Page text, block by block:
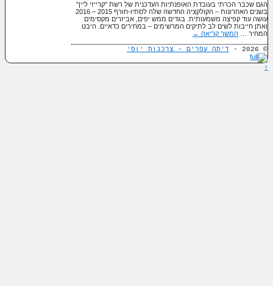
הגם שכבר הכרתי בעובדת האופנתיות העדכנית של רשת "קרייזי ליין"
בשנים האחרונות – הקולקציה החדשה שלה לסתיו-חורף 2015 – 2016
עושה עוד קפיצה משמעותית. בגדים ממש יפים, אביזרים מקסימים
ואתן חייבות לשים לב לתיקים המרשימים – במחירים כדאיים. היבט
המחיר … המשך קריאה ←
© 2026 - דיתה עפרים – צרכנות יופי
↑